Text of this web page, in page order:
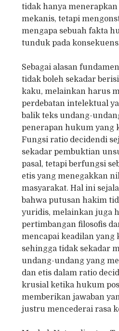
tidak hanya menerapkan
mekanis, tetapi
mengapa sebuah fakta
tunduk pada
Sebagai alasan
tidak boleh sekadar
kaku, melainkan harus
perdebatan intelektual
balik teks undang-
penerapan hukum yang
Fungsi ratio decidendi
sekadar pembuktian
pasal, tetapi berfungsi
etis yang menegakkan
masyarakat. Hal ini
bahwa putusan hakim
yuridis, melainkan juga
pertimbangan filosofis
mencapai keadilan yang
sehingga tidak sekadar
undang-undang yang
dan etis dalam ratio
krusial ketika hukum
memberikan jawaban
justru mencederai rasa